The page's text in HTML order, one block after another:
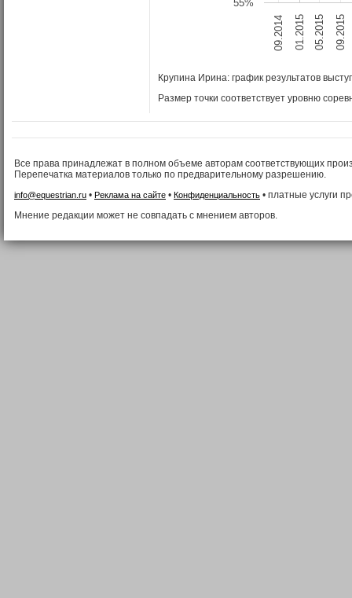
01.2015
09.2014 05.2015 09.2015
55%
Крупина Ирина: график результатов
Размер точки соответствует уровню
Все права принадлежат в полном объеме авторам соответствующих
Перепечатка материалов только по предварительному разрешению.
info@equestrian.ru • Реклама на сайте • Конфиденциальность • платные услуги
Мнение редакции может не совпадать с мнением авторов.